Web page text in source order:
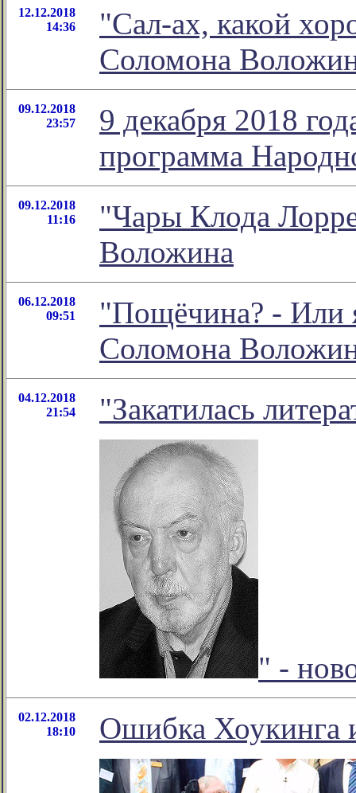
12.12.2018
14:36
"Сал-ах, какой
Соломона
09.12.2018
23:57
9 декабря 2018
программа
09.12.2018
11:16
"Чары Клода
Воложина
06.12.2018
09:51
"Пощёчина? - Или
Соломона
04.12.2018
21:54
"Закатилась
" -
02.12.2018
18:10
Ошибка Хоукинга